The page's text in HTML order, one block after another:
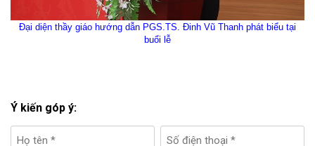
Đại diện thầy giáo hướng dẫn PGS.TS. Đinh Vũ Thanh phát biểu tại
buổi lễ
Ý kiến góp ý: